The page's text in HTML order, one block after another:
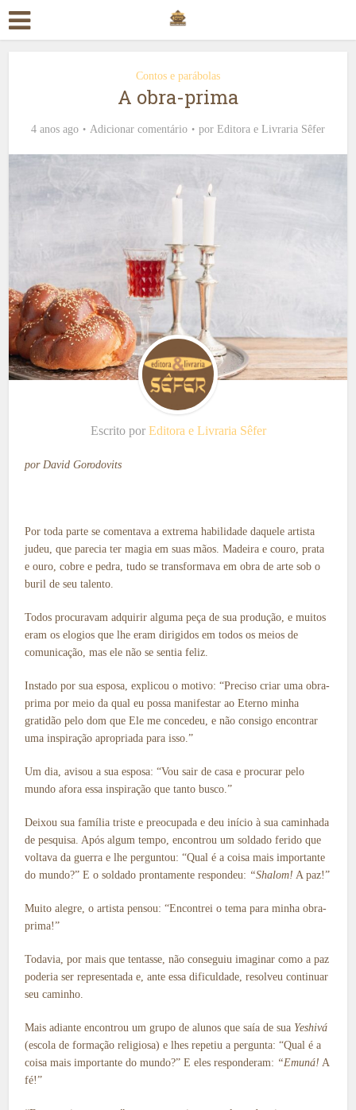
Contos e parábolas
A obra-prima
4 anos ago Adicionar comentário por Editora e Livraria Sêfer
Escrito por Editora e Livraria Sêfer
por David Gorodovits
Por toda parte se comentava a extrema habilidade daquele artista
judeu, que parecia ter magia em suas mãos. Madeira e couro, prata
e ouro, cobre e pedra, tudo se transformava em obra de arte sob o
buril de seu talento.
Todos procuravam adquirir alguma peça de sua produção, e muitos
eram os elogios que lhe eram dirigidos em todos os meios de
comunicação, mas ele não se sentia feliz.
Instado por sua esposa, explicou o motivo: “Preciso criar uma obra-
prima por meio da qual eu possa manifestar ao Eterno minha
gratidão pelo dom que Ele me concedeu, e não consigo encontrar
uma inspiração apropriada para isso.”
Um dia, avisou a sua esposa: “Vou sair de casa e procurar pelo
mundo afora essa inspiração que tanto busco.”
Deixou sua família triste e preocupada e deu início à sua caminhada
de pesquisa. Após algum tempo, encontrou um soldado ferido que
voltava da guerra e lhe perguntou: “Qual é a coisa mais importante
do mundo?” E o soldado prontamente respondeu: “Shalom! A paz!”
Muito alegre, o artista pensou: “Encontrei o tema para minha obra-
prima!”
Todavia, por mais que tentasse, não conseguiu imaginar como a paz
poderia ser representada e, ante essa dificuldade, resolveu continuar
seu caminho.
Mais adiante encontrou um grupo de alunos que saía de sua Yeshivá
(escola de formação religiosa) e lhes repetiu a pergunta: “Qual é a
coisa mais importante do mundo?” E eles responderam: “Emuná! A
fé!”